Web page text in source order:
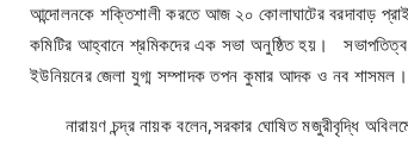
আন্দোলনকে শক্তিশালী করতে আজ ২০ কোলাঘাটের বরদাবাড়
কমিটির আহ্বানে শ্রমিকদের এক সভা অনুষ্ঠিত হয়। সভাপতিত্ব
ইউনিয়নের জেলা যুগ্ম সম্পাদক তপন কুমার আদক ও নব শাসমল।
নারায়ণ চন্দ্র নায়ক বলেন,সরকার ঘোষিত মজুরীবৃদ্ধি